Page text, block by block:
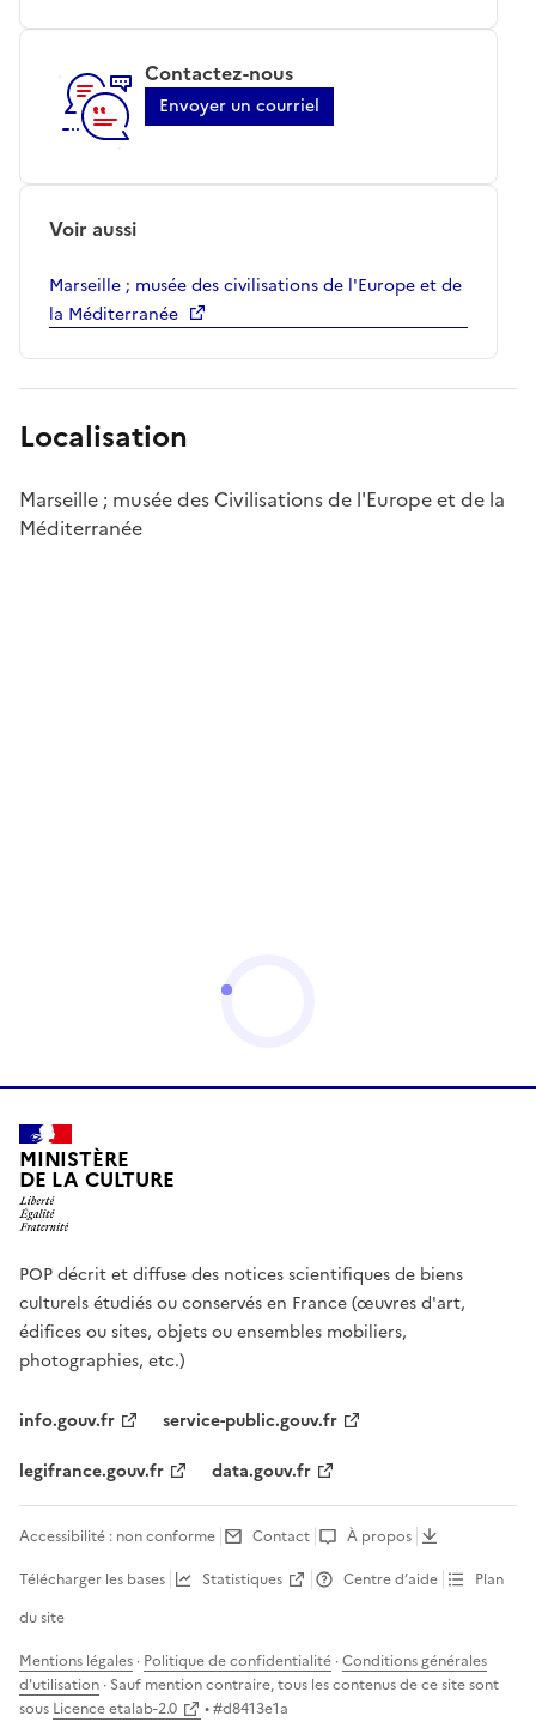
Contactez-nous
Envoyer un courriel
Voir aussi
Marseille ; musée des civilisations de l'Europe et de
la Méditerranée
Localisation
Marseille ; musée des Civilisations de l'Europe et de la
Méditerranée
MINISTÈRE
DE LA CULTURE
POP décrit et diffuse des notices scientifiques de biens
culturels étudiés ou conservés en France (œuvres d'art,
édifices ou sites, objets ou ensembles mobiliers,
photographies, etc.)
info.gouv.fr
service-public.gouv.fr
legifrance.gouv.fr
data.gouv.fr
Accessibilité : non conforme Contact
À propos
Télécharger les bases
Statistiques Centre d’aide
Plan
du site
Mentions légales · Politique de confidentialité ·Conditions générales
d'utilisation · Sauf mention contraire, tous les contenus de ce site sont
sous Licence etalab-2.0 • #d8413e1a